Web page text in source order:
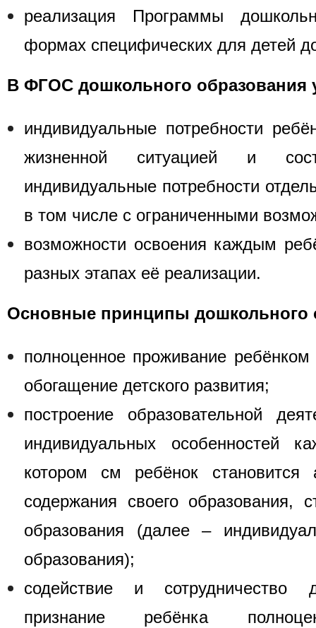
реализация Программы
формах специфических для детей
В ФГОС дошкольного образования
индивидуальные потребности
жизненной ситуацией и
индивидуальные потребности
в том числе с ограниченными
возможности освоения каждым
разных этапах её реализации.
Основные принципы дошкольного
полноценное проживание ребёнком
обогащение детского развития;
построение образовательной
индивидуальных особенностей
котором см ребёнок
содержания своего образования,
образования (далее –
образования);
содействие и
признание ребёнка